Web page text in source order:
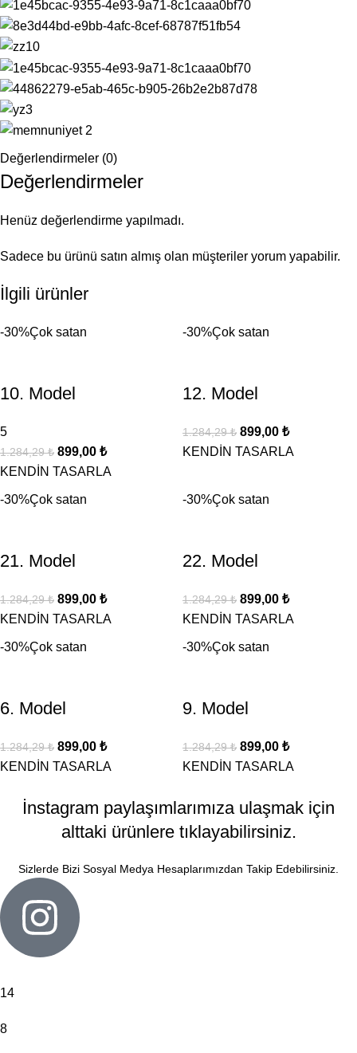
Değerlendirmeler (0)
Değerlendirmeler
Henüz değerlendirme yapılmadı.
Sadece bu ürünü satın almış olan müşteriler yorum yapabilir.
İlgili ürünler
-30%Çok satan
10. Model
5
1.284,29₺ 899,00 ₺
KENDİN TASARLA
-30%Çok satan
12. Model
1.284,29₺ 899,00 ₺
KENDİN TASARLA
-30%Çok satan
21. Model
1.284,29₺ 899,00 ₺
KENDİN TASARLA
-30%Çok satan
22. Model
1.284,29₺ 899,00 ₺
KENDİN TASARLA
-30%Çok satan
6. Model
1.284,29₺ 899,00 ₺
KENDİN TASARLA
-30%Çok satan
9. Model
1.284,29₺ 899,00 ₺
KENDİN TASARLA
İnstagram paylaşımlarımıza ulaşmak için
alttaki ürünlere tıklayabilirsiniz.
Sizlerde Bizi Sosyal Medya Hesaplarımızdan Takip Edebilirsiniz.
14
8